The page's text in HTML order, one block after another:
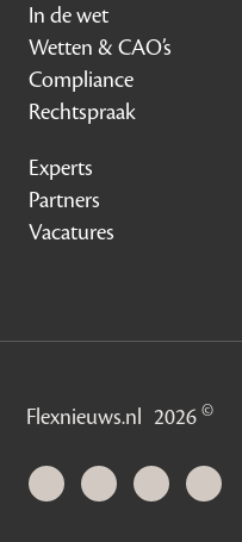
In de wet
Wetten & CAO’s
Compliance
Rechtspraak
Experts
Partners
Vacatures
Flexnieuws.nl 2026©